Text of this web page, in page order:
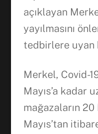
açıklayan
yayılmasını
tedbirlere uyan
Merkel, Covid-
Mayıs’a kadar
mağazaların
Mayıs’tan